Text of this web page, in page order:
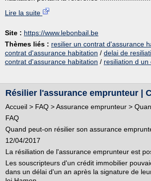
Lire la suite
Site : https://www.lebonbail.be
Thèmes liés : resilier un contrat d'assurance
contrat d'assurance habitation / delai de
contrat d'assurance habitation / resiliation d
Résilier l'assurance emprunteur |
Accueil > FAQ > Assurance emprunteur >
FAQ
Quand peut-on résilier son assurance
12/04/2017
La résiliation de l'assurance emprunteur est
Les souscripteurs d'un crédit immobilier
dans un délai d'un an après la signature de